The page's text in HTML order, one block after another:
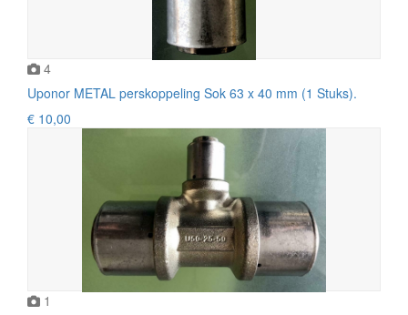
4
Uponor METAL perskoppeling Sok 63 x 40 mm (1 Stuks).
€ 10,00
1